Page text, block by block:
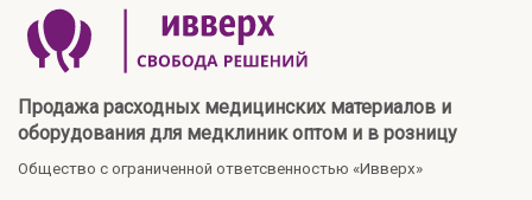
Продажа расходных медицинских материалов и
оборудования для медклиник оптом и в розницу
Общество с ограниченной ответсвенностью «Ивверх»